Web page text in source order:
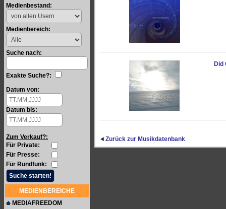
Medienbestand:
Medienbereich:
Suche nach:
Exakte Suche?:
Datum von:
Datum bis:
Zum Verkauf?:
Für Private:
Für Presse:
Für Rundfunk:
MEDIENBEREICHE
MEDIAFREEDOM
Did
Zurück zur Musikdatenbank